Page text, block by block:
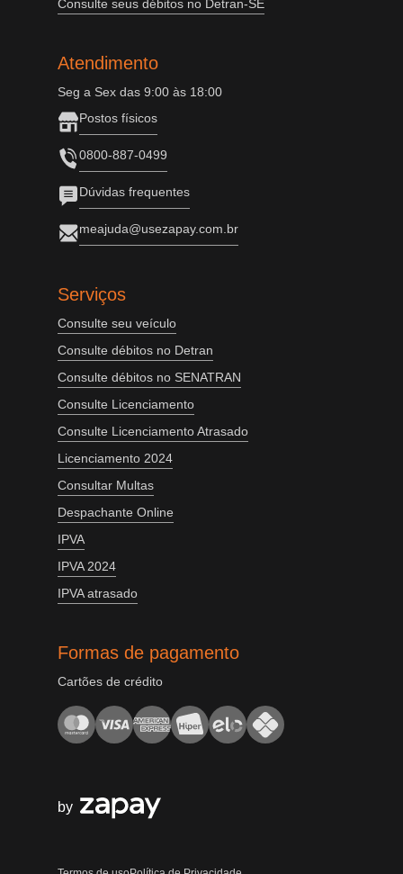
Consulte seus débitos no Detran-SE
Atendimento
Seg a Sex das 9:00 às 18:00
Postos físicos
0800-887-0499
Dúvidas frequentes
meajuda@usezapay.com.br
Serviços
Consulte seu veículo
Consulte débitos no Detran
Consulte débitos no SENATRAN
Consulte Licenciamento
Consulte Licenciamento Atrasado
Licenciamento 2024
Consultar Multas
Despachante Online
IPVA
IPVA 2024
IPVA atrasado
Formas de pagamento
Cartões de crédito
by